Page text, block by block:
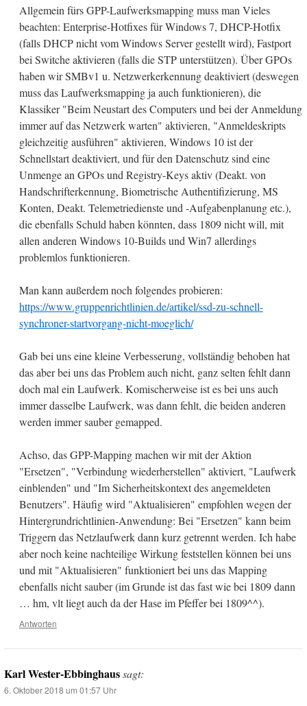
Allgemein fürs GPP-Laufwerksmapping muss man Vieles
beachten: Enterprise-Hotfixes für Windows 7, DHCP-Hotfix
(falls DHCP nicht vom Windows Server gestellt wird), Fastport
bei Switche aktivieren (falls die STP unterstützen). Über GPOs
haben wir SMBv1 u. Netzwerkerkennung deaktiviert (deswegen
muss das Laufwerksmapping ja auch funktionieren), die
Klassiker "Beim Neustart des Computers und bei der Anmeldung
immer auf das Netzwerk warten" aktivieren, "Anmeldeskripts
gleichzeitig ausführen" aktivieren, Windows 10 ist der
Schnellstart deaktiviert, und für den Datenschutz sind eine
Unmenge an GPOs und Registry-Keys aktiv (Deakt. von
Handschrifterkennung, Biometrische Authentifizierung, MS
Konten, Deakt. Telemetriedienste und -Aufgabenplanung etc.),
die ebenfalls Schuld haben könnten, dass 1809 nicht will, mit
allen anderen Windows 10-Builds und Win7 allerdings
problemlos funktionieren.
Man kann außerdem noch folgendes probieren:
https://www.gruppenrichtlinien.de/artikel/ssd-zu-schnell-
synchroner-startvorgang-nicht-moeglich/
Gab bei uns eine kleine Verbesserung, vollständig behoben hat
das aber bei uns das Problem auch nicht, ganz selten fehlt dann
doch mal ein Laufwerk. Komischerweise ist es bei uns auch
immer dasselbe Laufwerk, was dann fehlt, die beiden anderen
werden immer sauber gemapped.
Achso, das GPP-Mapping machen wir mit der Aktion
"Ersetzen", "Verbindung wiederherstellen" aktiviert, "Laufwerk
einblenden" und "Im Sicherheitskontext des angemeldeten
Benutzers". Häufig wird "Aktualisieren" empfohlen wegen der
Hintergrundrichtlinien-Anwendung: Bei "Ersetzen" kann beim
Triggern das Netzlaufwerk dann kurz getrennt werden. Ich habe
aber noch keine nachteilige Wirkung feststellen können bei uns
und mit "Aktualisieren" funktioniert bei uns das Mapping
ebenfalls nicht sauber (im Grunde ist das fast wie bei 1809 dann
… hm, vlt liegt auch da der Hase im Pfeffer bei 1809^^).
Antworten
Karl Wester-Ebbinghaussagt:
6. Oktober 2018 um 01:57 Uhr